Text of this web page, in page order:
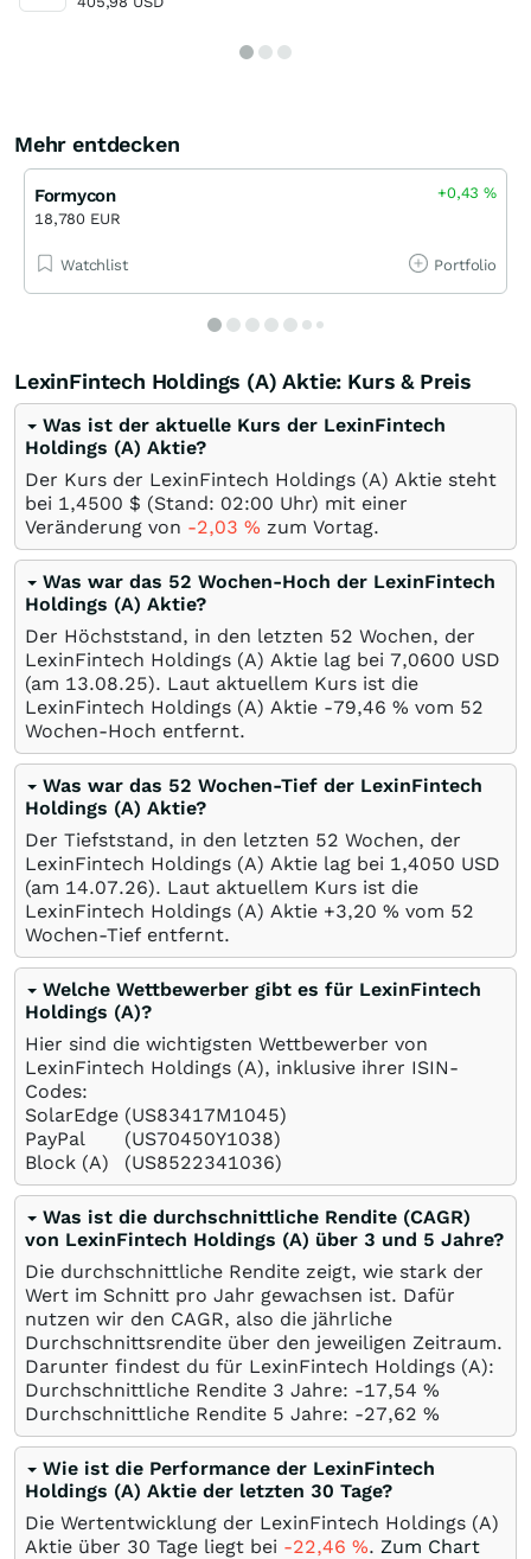
Mehr entdecken
Formycon
18,780 EUR
+0,43%
Watchlist Portfolio
LexinFintech Holdings (A) Aktie: Kurs & Preis
Was ist der aktuelle Kurs der LexinFintech
Holdings (A) Aktie?
Der Kurs der LexinFintech Holdings (A) Aktie steht
bei 1,4500 $ (Stand: 02:00 Uhr) mit einer
Veränderung von -2,03 % zum Vortag.
Was war das 52 Wochen-Hoch der LexinFintech
Holdings (A) Aktie?
Der Höchststand, in den letzten 52 Wochen, der
LexinFintech Holdings (A) Aktie lag bei 7,0600 USD
(am 13.08.25). Laut aktuellem Kurs ist die
LexinFintech Holdings (A) Aktie -79,46 % vom 52
Wochen-Hoch entfernt.
Was war das 52 Wochen-Tief der LexinFintech
Holdings (A) Aktie?
Der Tiefststand, in den letzten 52 Wochen, der
LexinFintech Holdings (A) Aktie lag bei 1,4050 USD
(am 14.07.26). Laut aktuellem Kurs ist die
LexinFintech Holdings (A) Aktie +3,20 % vom 52
Wochen-Tief entfernt.
Welche Wettbewerber gibt es für LexinFintech
Holdings (A)?
Hier sind die wichtigsten Wettbewerber von
LexinFintech Holdings (A), inklusive ihrer ISIN-
Codes:
SolarEdge (US83417M1045)
PayPal
(US70450Y1038)
Block (A)
(US8522341036)
Was ist die durchschnittliche Rendite (CAGR)
von LexinFintech Holdings (A) über 3 und 5 Jahre?
Die durchschnittliche Rendite zeigt, wie stark der
Wert im Schnitt pro Jahr gewachsen ist. Dafür
nutzen wir den CAGR, also die jährliche
Durchschnittsrendite über den jeweiligen Zeitraum.
Darunter findest du für LexinFintech Holdings (A):
Durchschnittliche Rendite 3 Jahre: -17,54 %
Durchschnittliche Rendite 5 Jahre: -27,62 %
Wie ist die Performance der LexinFintech
Holdings (A) Aktie der letzten 30 Tage?
Die Wertentwicklung der LexinFintech Holdings (A)
Aktie über 30 Tage liegt bei -22,46 %. Zum Chart